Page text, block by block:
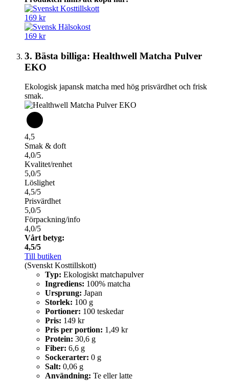
169 kr
169 kr
3. Bästa billiga: Healthwell Matcha Pulver
EKO
Ekologisk japansk matcha med hög prisvärdhet och frisk
smak.
4,5
Smak & doft
4,0/5
Kvalitet/renhet
5,0/5
Löslighet
4,5/5
Prisvärdhet
5,0/5
Förpackning/info
4,0/5
Vårt betyg:
4,5/5
Till butiken
(Svenskt Kosttillskott)
Typ: Ekologiskt matchapulver
Ingrediens: 100% matcha
Ursprung: Japan
Storlek: 100 g
Portioner: 100 teskedar
Pris: 149 kr
Pris per portion: 1,49 kr
Protein: 30,6 g
Fiber: 6,6 g
Sockerarter: 0 g
Salt: 0,06 g
Användning: Te eller latte